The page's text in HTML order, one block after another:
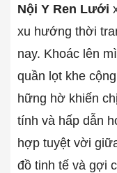
Nội Y Ren Lưới
xu hướng thời
nay. Khoác lên
quần lọt khe
hững hờ khiến
tính và hấp dẫn
hợp tuyệt vời
đồ tinh tế và gợi